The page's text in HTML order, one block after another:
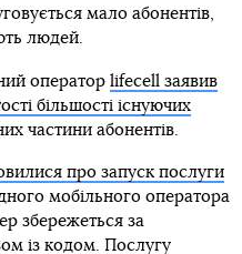
мало абонентів,
людей.
оператор lifecell заявив
більшості існуючих
частини абонентів.
про запуск послуги
мобільного оператора
збережеться за
із кодом. Послугу